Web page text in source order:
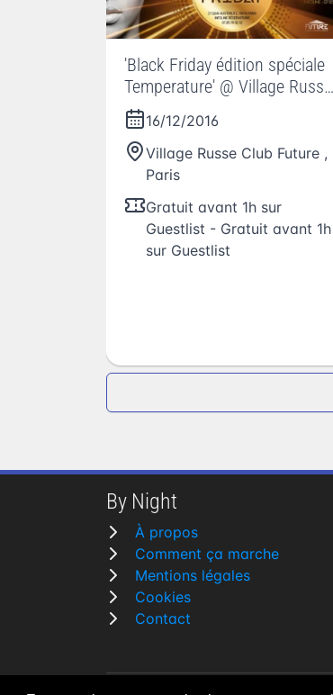
'Black Friday édition spéciale
Temperature' @ Village Russe
Club Future (Le)
16/12/2016
Village Russe Club Future ,
Paris
Gratuit avant 1h sur
Guestlist - Gratuit avant 1h
sur Guestlist
By Night
À propos
Comment ça marche
Mentions légales
Cookies
Contact